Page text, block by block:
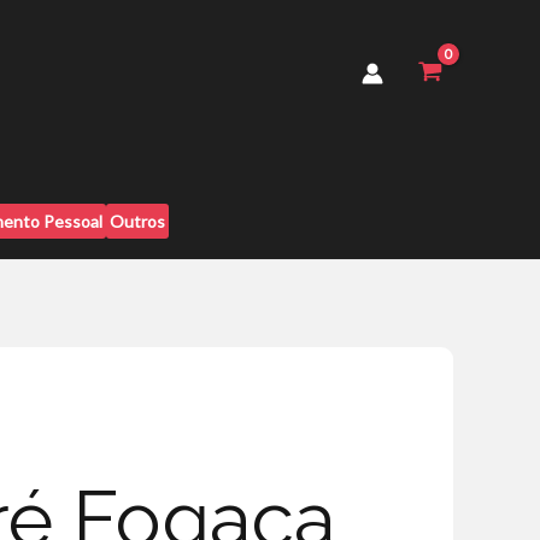
Pessoal Outros
Fogaça